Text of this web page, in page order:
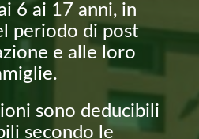
6 ai 17 anni, in
periodo di post
e alle loro
sono deducibili
secondo le